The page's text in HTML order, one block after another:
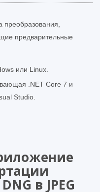
преобразования,
предварительные
или Linux.
.NET Core 7 и
Studio.
в JPEG